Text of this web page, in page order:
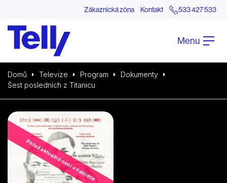
Zákaznická zóna Kontakt 533 427 533
Menu
Domů Televize Program
Dokumenty
Šest posledních z Titanicu
Pořad aktuálně není v nabídce